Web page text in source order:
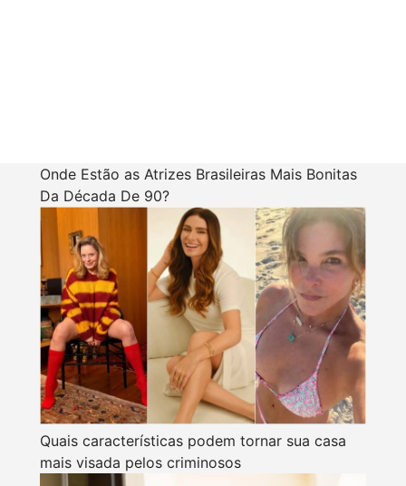
Onde Estão as Atrizes Brasileiras Mais Bonitas
Da Década De 90?
Quais características podem tornar sua casa
mais visada pelos criminosos